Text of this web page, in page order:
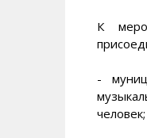
К
-
человек;